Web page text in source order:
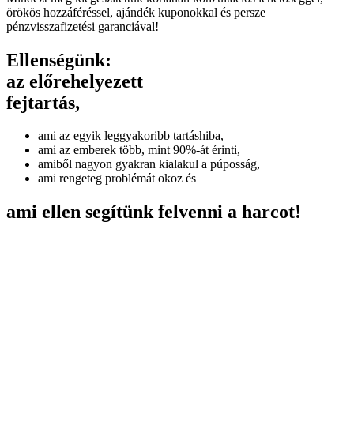
örökös hozzáféréssel, ajándék kuponokkal és persze
pénzvisszafizetési garanciával!
Ellenségünk:
az előrehelyezett
fejtartás,
ami az egyik leggyakoribb tartáshiba,
ami az emberek több, mint 90%-át érinti,
amiből nagyon gyakran kialakul a púposság,
ami rengeteg problémát okoz és
ami ellen segítünk felvenni a harcot!